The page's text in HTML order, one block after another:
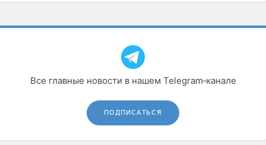
Все главные новости в нашем Telegram‑канале
ПОДПИСАТЬСЯ